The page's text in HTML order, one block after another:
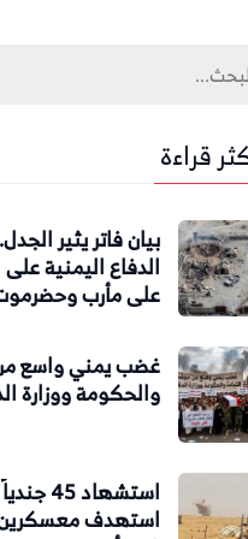
قراءة
بيان فاتر يثير
الدفاع اليمنية
على مأرب
غضب يمني واسع
والحكومة ووزارة
استهدف